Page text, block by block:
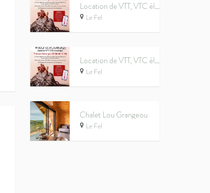
Location de VTT, VTC électriques et mécaniques – Thibaud Béranger
Le Fel
Location de VTT, VTC électriques et mécaniques – Thibaud Béranger
Le Fel
Chalet Lou Grangeou
Le Fel